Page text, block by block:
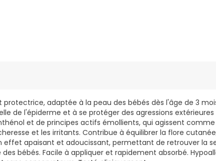
adaptée à la peau des bébés dès l'âge de 3
de l'épiderme et à se protéger des agressions
et de principes actifs émollients, qui agissent
et les irritants. Contribue à équilibrer la flore
effet apaisant et adoucissant, permettant de retrouver la
bébés. Facile à appliquer et rapidement absorbé.